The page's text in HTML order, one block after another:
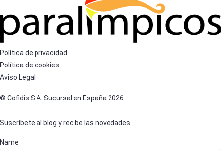
Política de privacidad
Política de cookies
Aviso Legal
© Cofidis S.A. Sucursal en España 2026
Suscríbete al blog y recibe las novedades.
Name